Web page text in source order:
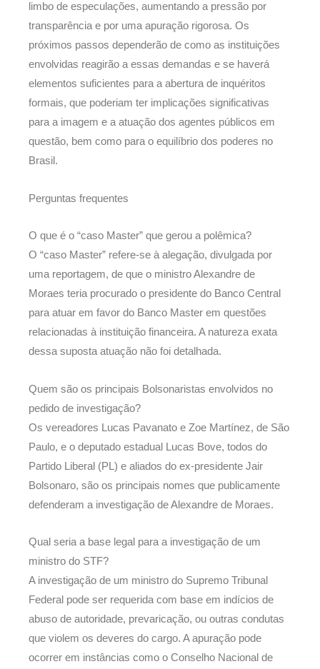
limbo de especulações, aumentando a pressão por
transparência e por uma apuração rigorosa. Os
próximos passos dependerão de como as instituições
envolvidas reagirão a essas demandas e se haverá
elementos suficientes para a abertura de inquéritos
formais, que poderiam ter implicações significativas
para a imagem e a atuação dos agentes públicos em
questão, bem como para o equilíbrio dos poderes no
Brasil.
Perguntas frequentes
O que é o “caso Master” que gerou a polêmica?
O “caso Master” refere-se à alegação, divulgada por
uma reportagem, de que o ministro Alexandre de
Moraes teria procurado o presidente do Banco Central
para atuar em favor do Banco Master em questões
relacionadas à instituição financeira. A natureza exata
dessa suposta atuação não foi detalhada.
Quem são os principais Bolsonaristas envolvidos no
pedido de investigação?
Os vereadores Lucas Pavanato e Zoe Martínez, de São
Paulo, e o deputado estadual Lucas Bove, todos do
Partido Liberal (PL) e aliados do ex-presidente Jair
Bolsonaro, são os principais nomes que publicamente
defenderam a investigação de Alexandre de Moraes.
Qual seria a base legal para a investigação de um
ministro do STF?
A investigação de um ministro do Supremo Tribunal
Federal pode ser requerida com base em indícios de
abuso de autoridade, prevaricação, ou outras condutas
que violem os deveres do cargo. A apuração pode
ocorrer em instâncias como o Conselho Nacional de